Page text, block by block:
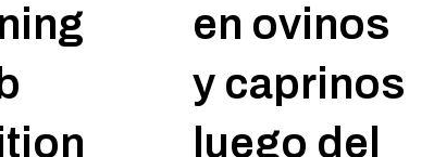
en ovinos
y caprinos
luego del